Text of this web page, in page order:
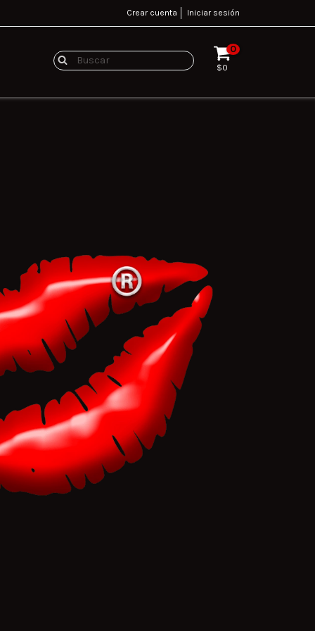
Crear cuenta Iniciar sesión
0
$0